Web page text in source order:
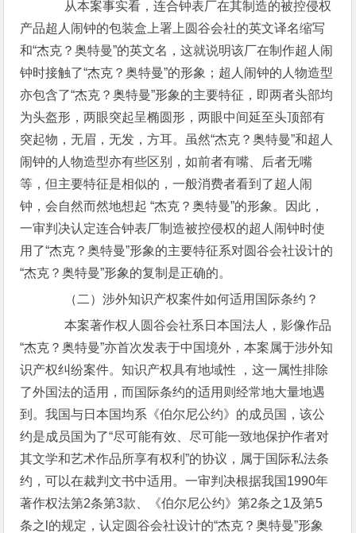
从本案事实看，连合钟表厂在其制造的被控侵权
产品超人闹钟的包装盒上署上圆谷会社的英文译名缩写
和“杰克？奥特曼”的英文名，这就说明该厂在制作超人闹
钟时接触了“杰克？奥特曼”的形象；超人闹钟的人物造型
亦包含了“杰克？奥特曼”形象的主要特征，即两者头部均
为头盔形，两眼突起呈椭圆形，两眼中间延至头顶部有
突起物，无眉，无发，方耳。虽然“杰克？奥特曼”和超人
闹钟的人物造型亦有些区别，如前者有嘴、后者无嘴
等，但主要特征是相似的，一般消费者看到了超人闹
钟，会自然而然地想起 “杰克？奥特曼”的形象。因此，
一审判决认定连合钟表厂制造被控侵权的超人闹钟时使
用了“杰克？奥特曼”形象的主要特征系对圆谷会社设计的
“杰克？奥特曼”形象的复制是正确的。
（二）涉外知识产权案件如何适用国际条约？
本案著作权人圆谷会社系日本国法人，影像作品
“杰克？奥特曼”亦首次发表于中国境外，本案属于涉外知
识产权纠纷案件。知识产权具有地域性 ，这一属性排除
了外国法的适用，而国际条约的适用则经常地大量地遇
到。我国与日本国均系《伯尔尼公约》的成员国，该公
约是成员国为了“尽可能有效、尽可能一致地保护作者对
其文学和艺术作品所享有权利”的协议，属于国际私法条
约，可以在裁判文书中适用。一审判决根据我国1990年
著作权法第2条第3款、《伯尔尼公约》第2条之1及第5
条之l的规定，认定圆谷会社设计的“杰克？奥特曼”形象